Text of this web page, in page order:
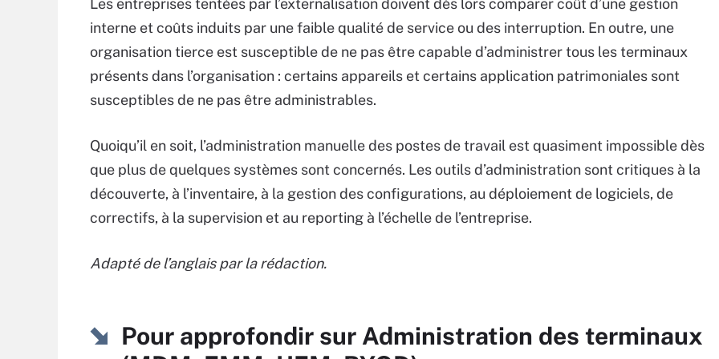
Les entreprises tentées par l’externalisation doivent dès lors comparer coût d’une gestion
interne et coûts induits par une faible qualité de service ou des interruption. En outre, une
organisation tierce est susceptible de ne pas être capable d’administrer tous les terminaux
présents dans l’organisation : certains appareils et certains application patrimoniales sont
susceptibles de ne pas être administrables.
Quoiqu’il en soit, l’administration manuelle des postes de travail est quasiment impossible dès
que plus de quelques systèmes sont concernés. Les outils d’administration sont critiques à la
découverte, à l’inventaire, à la gestion des configurations, au déploiement de logiciels, de
correctifs, à la supervision et au reporting à l’échelle de l’entreprise.
Adapté de l’anglais par la rédaction.
Pour approfondir sur Administration des terminaux